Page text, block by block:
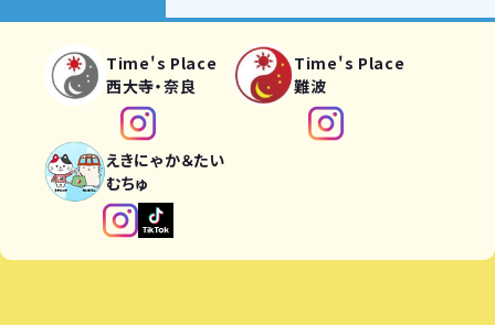
Time's Place
西大寺・奈良
Time's Place
難波
えきにゃか＆たい
むちゅ